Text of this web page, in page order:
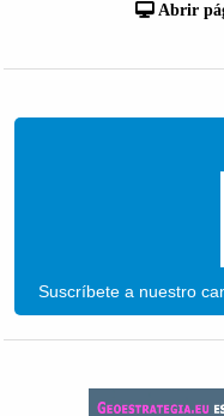
Abrir
Suscríbete a nuestro